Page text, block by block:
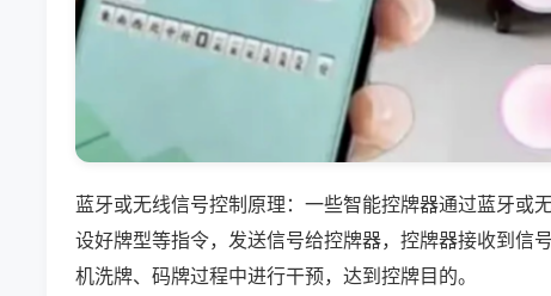
蓝牙或无线信号控制原理：一些智能控牌器通过蓝牙或
设好牌型等指令，发送信号给控牌器，控牌器接收到信
机洗牌、码牌过程中进行干预，达到控牌目的。